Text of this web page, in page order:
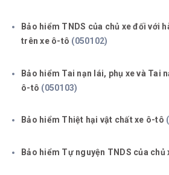
Bảo hiểm TNDS của chủ xe đối với
trên xe ô-tô (050102)
Bảo hiểm Tai nạn lái, phụ xe và Tai
ô-tô (050103)
Bảo hiểm Thiệt hại vật chất xe ô-tô
Bảo hiểm Tự nguyện TNDS của chủ